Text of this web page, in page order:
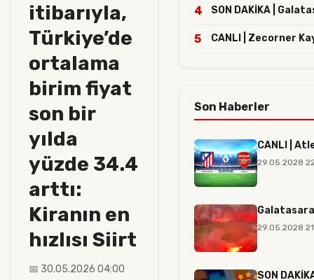
itibarıyla,
Türkiye’de
ortalama
birim fiyat
son bir
yılda
yüzde 34.4
arttı:
Kiranın en
hızlısı Siirt
📅 30.05.2026 04:00
4 SON DAKİKA |
5 CANLI | Zecorner
Son Haberler
CANLI |
29.05.2028
29.05.2028
SON